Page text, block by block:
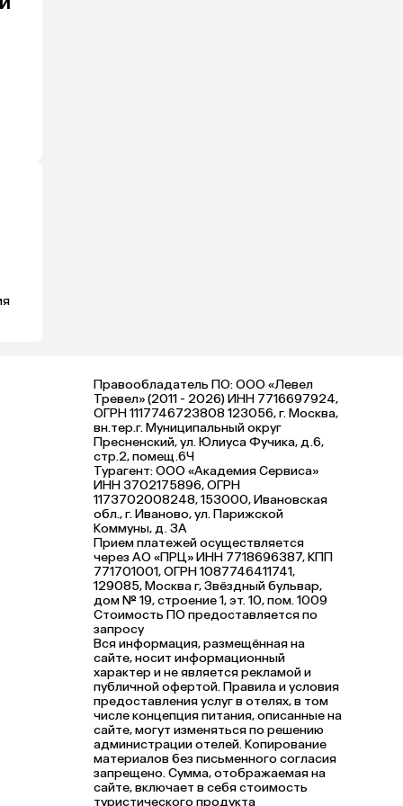
Правообладатель ПО: ООО «Левел
Тревел» (2011 - 2026) ИНН 7716697924,
ОГРН 1117746723808 123056, г. Москва,
вн.тер.г. Муниципальный округ
Пресненский, ул. Юлиуса Фучика, д.6,
стр.2, помещ.6Ч
Турагент: ООО «Академия Сервиса»
ИНН 3702175896, ОГРН
1173702008248, 153000, Ивановская
обл., г. Иваново, ул. Парижской
Коммуны, д. ЗА
Прием платежей осуществляется
через АО «ПРЦ» ИНН 7718696387, КПП
771701001, ОГРН 1087746411741,
129085, Москва г, Звёздный бульвар,
дом № 19, строение 1, эт. 10, пом. 1009
Стоимость ПО предоставляется по
запросу
Вся информация, размещённая на
сайте, носит информационный
характер и не является рекламой и
публичной офертой. Правила и условия
предоставления услуг в отелях, в том
числе концепция питания, описанные на
сайте, могут изменяться по решению
администрации отелей. Копирование
материалов без письменного согласия
запрещено. Сумма, отображаемая на
сайте, включает в себя стоимость
туристического продукта